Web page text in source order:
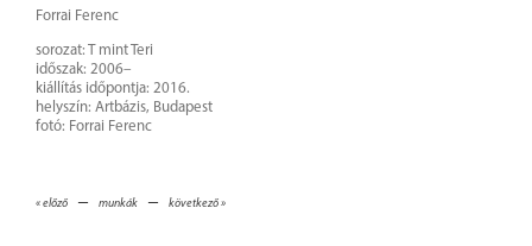
Forrai Ferenc
sorozat: T mint Teri
időszak: 2006–
kiállítás időpontja: 2016.
helyszín: Artbázis, Budapest
fotó: Forrai Ferenc
« előző – munkák – következő »